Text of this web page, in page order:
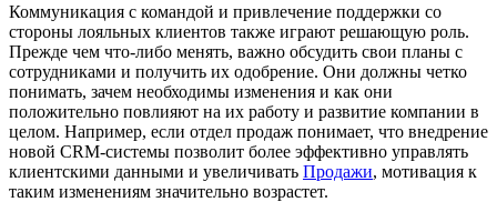
Коммуникация с командой и привлечение поддержки со
стороны лояльных клиентов также играют решающую роль.
Прежде чем что-либо менять, важно обсудить свои планы с
сотрудниками и получить их одобрение. Они должны четко
понимать, зачем необходимы изменения и как они
положительно повлияют на их работу и развитие компании в
целом. Например, если отдел продаж понимает, что внедрение
новой CRM-системы позволит более эффективно управлять
клиентскими данными и увеличивать Продажи, мотивация к
таким изменениям значительно возрастет.